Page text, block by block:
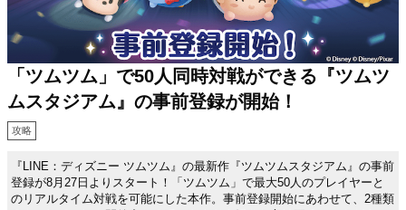
「ツムツム」で50人同時対戦ができる『ツムツ
ムスタジアム』の事前登録が開始！
攻略
『LINE：ディズニー ツムツム』の最新作『ツムツムスタジアム』の事前
登録が8月27日よりスタート！「ツムツム」で最大50人のプレイヤーと
のリアルタイム対戦を可能にした本作。事前登録開始にあわせて、2種類